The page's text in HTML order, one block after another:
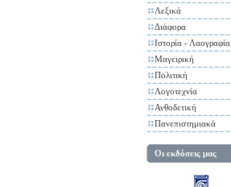
Λεξικά
Διάφορα
Ιστορία - Λαογραφία
Μαγειρική
Πολιτική
Λογοτεχνία
Ανθοδετική
Πανεπιστημιακά
Οι εκδόσεις μας